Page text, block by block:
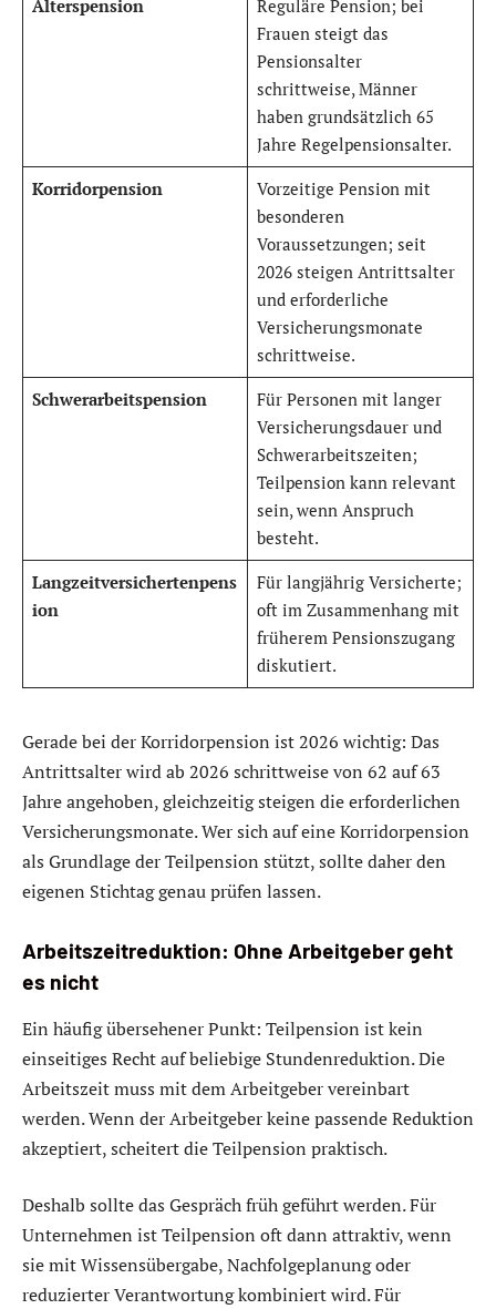
Alterspension
Reguläre Pension; bei
Frauen steigt das
Pensionsalter
schrittweise, Männer
haben grundsätzlich 65
Jahre Regelpensionsalter.
Korridorpension
Vorzeitige Pension mit
besonderen
Voraussetzungen; seit
2026 steigen Antrittsalter
und erforderliche
Versicherungsmonate
schrittweise.
Schwerarbeitspension
Für Personen mit langer
Versicherungsdauer und
Schwerarbeitszeiten;
Teilpension kann relevant
sein, wenn Anspruch
besteht.
Langzeitversichertenpens
ion
Für langjährig Versicherte;
oft im Zusammenhang mit
früherem Pensionszugang
diskutiert.
Gerade bei der Korridorpension ist 2026 wichtig: Das
Antrittsalter wird ab 2026 schrittweise von 62 auf 63
Jahre angehoben, gleichzeitig steigen die erforderlichen
Versicherungsmonate. Wer sich auf eine Korridorpension
als Grundlage der Teilpension stützt, sollte daher den
eigenen Stichtag genau prüfen lassen.
Arbeitszeitreduktion: Ohne Arbeitgeber geht
es nicht
Ein häufig übersehener Punkt: Teilpension ist kein
einseitiges Recht auf beliebige Stundenreduktion. Die
Arbeitszeit muss mit dem Arbeitgeber vereinbart
werden. Wenn der Arbeitgeber keine passende Reduktion
akzeptiert, scheitert die Teilpension praktisch.
Deshalb sollte das Gespräch früh geführt werden. Für
Unternehmen ist Teilpension oft dann attraktiv, wenn
sie mit Wissensübergabe, Nachfolgeplanung oder
reduzierter Verantwortung kombiniert wird. Für